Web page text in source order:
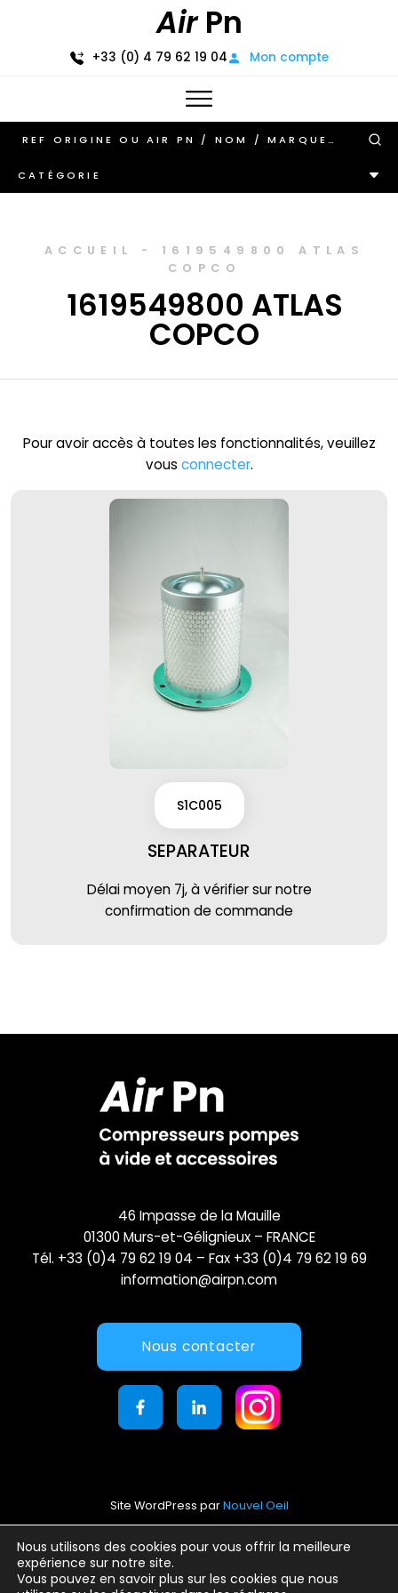
AirPn
+33 (0) 4 79 62 19 04 Mon compte
CATÉGORIE
ACCUEIL - 1619549800 ATLAS
COPCO
1619549800 ATLAS
COPCO
Pour avoir accès à toutes les fonctionnalités, veuillez
vous connecter.
S1C005
SEPARATEUR
Délai moyen 7j, à vérifier sur notre
confirmation de commande
Nous utilisons des cookies pour vous offrir la meilleure
expérience sur notre site.
Vous pouvez en savoir plus sur les cookies que nous
46 Impasse de la Mauille
01300 Murs-et-Gélignieux – FRANCE
Tél. +33 (0)4 79 62 19 04 – Fax +33 (0)4 79 62 19 69
information@airpn.com
Nous contacter
Site WordPress parNouvel Oeil
Mentions légales
Conditions générales d’utilisation
Politique de confidentialité